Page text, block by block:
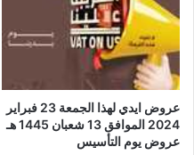
عروض ايدي لهذا الجمعة 23 فبراير
2024 الموافق 13 شعبان 1445 هـ
عروض يوم التأسيس